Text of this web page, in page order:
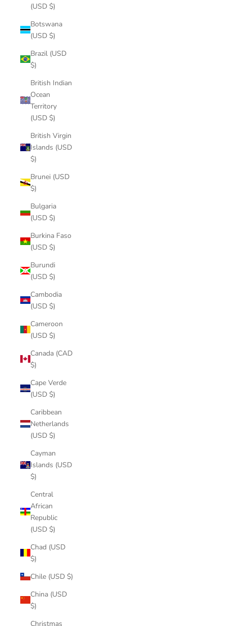
(USD $)
Botswana
(USD $)
Brazil (USD
$)
British Indian
Ocean
Territory
(USD $)
British Virgin
Islands (USD
$)
Brunei (USD
$)
Bulgaria
(USD $)
Burkina Faso
(USD $)
Burundi
(USD $)
Cambodia
(USD $)
Cameroon
(USD $)
Canada (CAD
$)
Cape Verde
(USD $)
Caribbean
Netherlands
(USD $)
Cayman
Islands (USD
$)
Central
African
Republic
(USD $)
Chad (USD
$)
Chile (USD $)
China (USD
$)
Christmas